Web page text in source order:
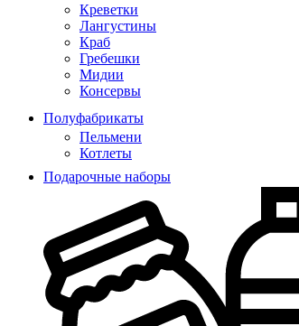
Креветки
Лангустины
Краб
Гребешки
Мидии
Консервы
Полуфабрикаты
Пельмени
Котлеты
Подарочные наборы